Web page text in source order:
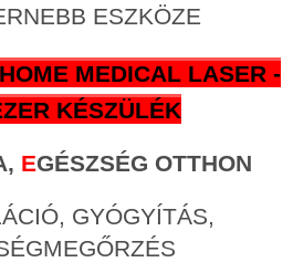
ESZKÖZE
MEDICAL LASER -
KÉSZÜLÉK
EGÉSZSÉG OTTHON
GYÓGYÍTÁS,